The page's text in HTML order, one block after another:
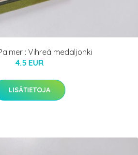
: Vihreä medaljonki
4.5 EUR
LISÄTIETOJA